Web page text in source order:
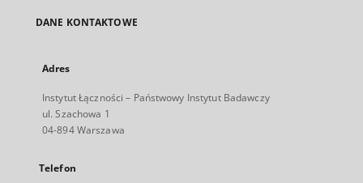
DANE KONTAKTOWE
Adres
Instytut Łączności – Państwowy Instytut Badawczy
ul. Szachowa 1
04-894 Warszawa
Telefon